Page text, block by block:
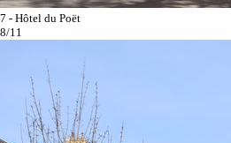
7 - Hôtel du Poët
8/11